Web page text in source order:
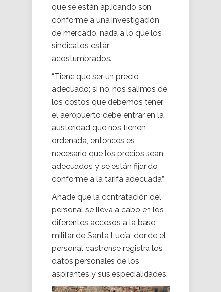
que se están aplicando son
conforme a una investigación
de mercado, nada a lo que los
sindicatos están
acostumbrados.
“Tiene que ser un precio
adecuado; si no, nos salimos de
los costos que debemos tener,
el aeropuerto debe entrar en la
austeridad que nos tienen
ordenada, entonces es
necesario que los precios sean
adecuados y se están fijando
conforme a la tarifa adecuada”.
Añade que la contratación del
personal se lleva a cabo en los
diferentes accesos a la base
militar de Santa Lucía, donde el
personal castrense registra los
datos personales de los
aspirantes y sus especialidades.